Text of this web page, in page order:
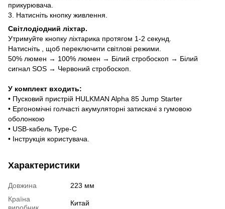
прикурювача.
3. Натисніть кнопку живлення.
Світлодіодний ліхтар.
Утримуйте кнопку ліхтарика протягом 1-2 секунд.
Натисніть , щоб переключити світлові режими.
50% люмен → 100% люмен → Білий стробоскоп → Білий
сигнал SOS → Червоний стробоскоп.
У комплект входить:
• Пусковий пристрій HULKMAN Alpha 85 Jump Starter
• Ергономічні голчасті акумуляторні затискачі з гумовою
оболонкою
• USB-кабель Type-C
• Інструкція користувача.
Характеристики
Довжина
223 мм
Країна
виробник
Китай